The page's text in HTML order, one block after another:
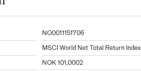
NO0011151706
MSCI World Net Total Return Index
NOK 101,0002